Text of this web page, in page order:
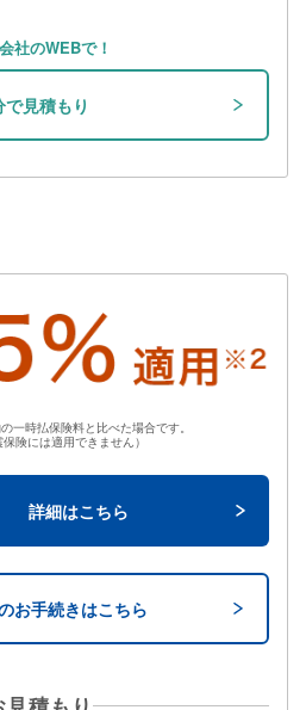
社のWEBで！
で見積もり
一時払保険料と比べた場合です。
保険には適用できません）
詳細はこちら
お手続きはこちら